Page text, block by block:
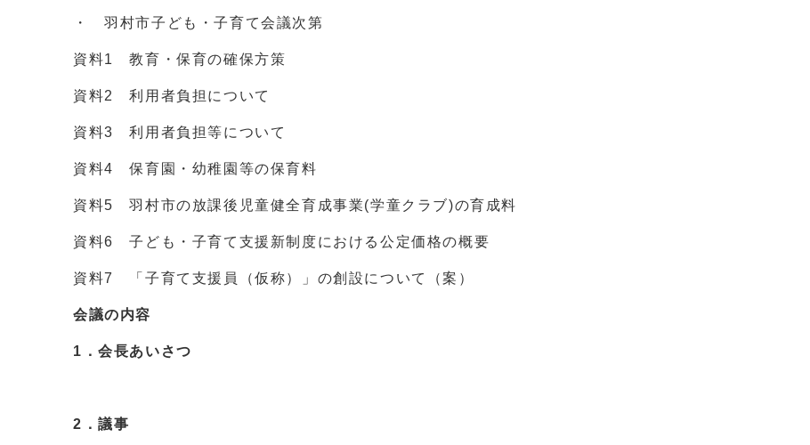
・ 羽村市子ども・子育て会議次第
資料1 教育・保育の確保方策
資料2 利用者負担について
資料3 利用者負担等について
資料4 保育園・幼稚園等の保育料
資料5 羽村市の放課後児童健全育成事業(学童クラブ)の育成料
資料6 子ども・子育て支援新制度における公定価格の概要
資料7 「子育て支援員（仮称）」の創設について（案）
会議の内容
1．会長あいさつ
2．議事